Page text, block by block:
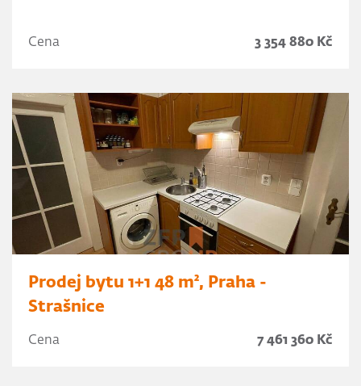
Cena 3 354 880 Kč
Prodej bytu 1+1 48 m², Praha -
Strašnice
Cena 7 461 360 Kč